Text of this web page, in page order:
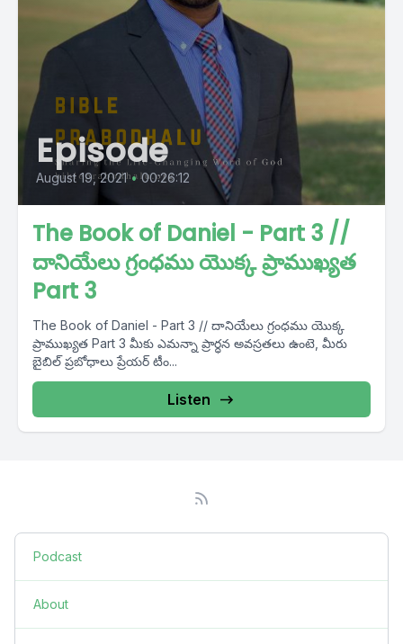
Episode
August 19, 2021 • 00:26:12
The Book of Daniel - Part 3 //
దానియేలు గ్రంధము యొక్క ప్రాముఖ్యత
Part 3
The Book of Daniel - Part 3 // దానియేలు గ్రంధము యొక్క
ప్రాముఖ్యత Part 3 మీకు ఎమన్నా ప్రార్ధన అవస్రతలు ఉంటె, మీరు
బైబిల్ ప్రబోధాలు ప్రేయర్ టీం...
Listen
Podcast
About